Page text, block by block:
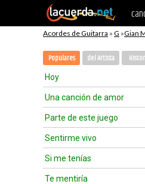
Acordes de Guitarra » G »Gian
Populares del Artista
Hoy
Una canción de amor
Parte de este juego
Sentirme vivo
Si me tenías
Te mentiría